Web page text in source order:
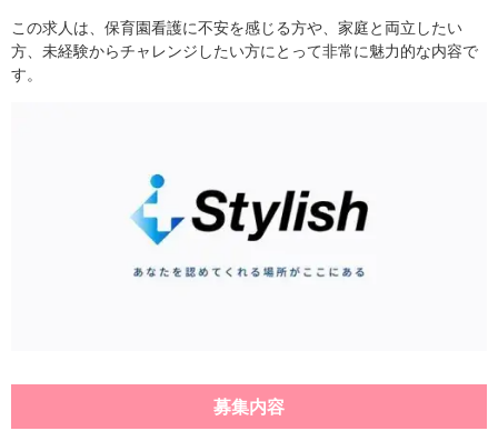
この求人は、保育園看護に不安を感じる方や、家庭と両立したい
方、未経験からチャレンジしたい方にとって非常に魅力的な内容で
す。
募集内容